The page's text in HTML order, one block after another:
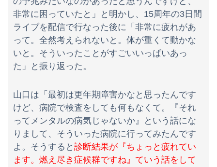
非常に困っていたと」と明かし、15周年の3日間
ライブを配信で行なった後に「非常に疲れがあ
って。全然考えられないと。体が重くて動かな
いと。そういったことがすごいいっぱいあっ
た」と振り返った。
山口は「最初は更年期障害かなと思ったんです
けど、病院で検査をしても何もなくて。『それ
ってメンタルの病気じゃないか』という話にな
りまして、そういった病院に行ってみたんです
よ。そうすると 診断結果が『ちょっと疲れてい
ます。燃え尽き症候群ですね』ていう話をして